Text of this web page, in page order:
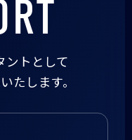
ントとして
たします。